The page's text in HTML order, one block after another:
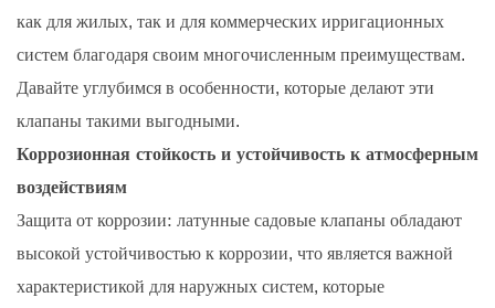
как для жилых, так и для коммерческих ирригационных
систем благодаря своим многочисленным преимуществам.
Давайте углубимся в особенности, которые делают эти
клапаны такими выгодными.
Коррозионная стойкость и устойчивость к атмосферным
воздействиям
Защита от коррозии: латунные садовые клапаны обладают
высокой устойчивостью к коррозии, что является важной
характеристикой для наружных систем, которые